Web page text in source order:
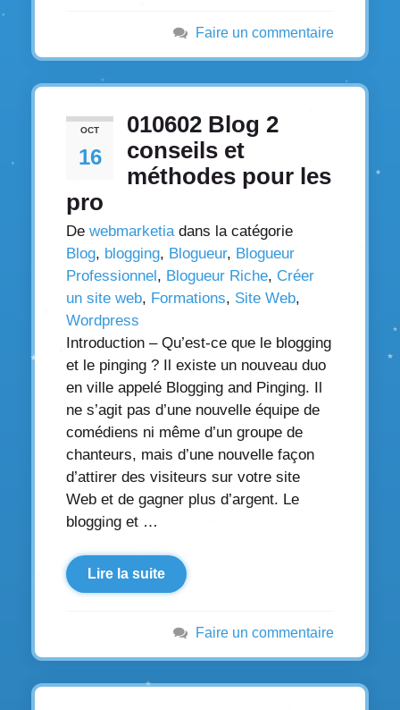
Faire un commentaire
OCT
16
010602 Blog 2
conseils et
méthodes pour les
pro
De webmarketiadans la catégorie
Blog, blogging, Blogueur, Blogueur
Professionnel, Blogueur Riche, Créer
un site web, Formations, Site Web,
Wordpress
Introduction – Qu’est-ce que le blogging
et le pinging ? Il existe un nouveau duo
en ville appelé Blogging and Pinging. Il
ne s’agit pas d’une nouvelle équipe de
comédiens ni même d’un groupe de
chanteurs, mais d’une nouvelle façon
d’attirer des visiteurs sur votre site
Web et de gagner plus d’argent. Le
blogging et …
Lire la suite
Faire un commentaire